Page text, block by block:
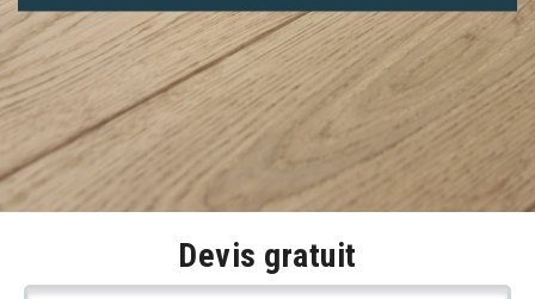
Devis gratuit